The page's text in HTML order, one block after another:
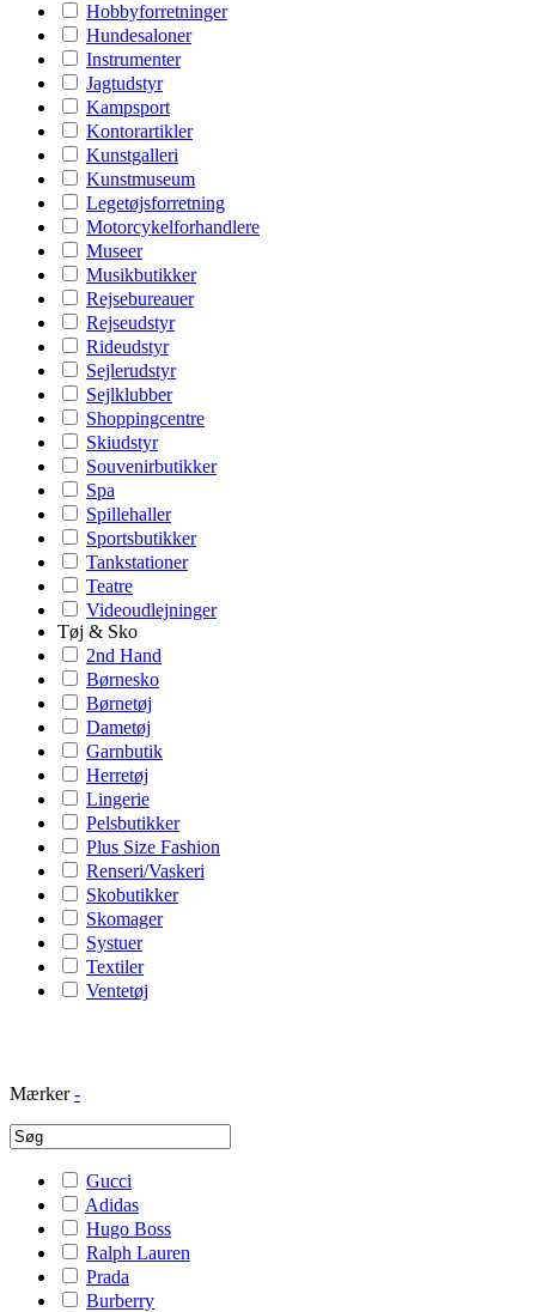
Hobbyforretninger
Hundesaloner
Instrumenter
Jagtudstyr
Kampsport
Kontorartikler
Kunstgalleri
Kunstmuseum
Legetøjsforretning
Motorcykelforhandlere
Museer
Musikbutikker
Rejsebureauer
Rejseudstyr
Rideudstyr
Sejlerudstyr
Sejlklubber
Shoppingcentre
Skiudstyr
Souvenirbutikker
Spa
Spillehaller
Sportsbutikker
Tankstationer
Teatre
Videoudlejninger
Tøj & Sko
2nd Hand
Børnesko
Børnetøj
Dametøj
Garnbutik
Herretøj
Lingerie
Pelsbutikker
Plus Size Fashion
Renseri/Vaskeri
Skobutikker
Skomager
Systuer
Textiler
Ventetøj
Mærker -
Gucci
Adidas
Hugo Boss
Ralph Lauren
Prada
Burberry